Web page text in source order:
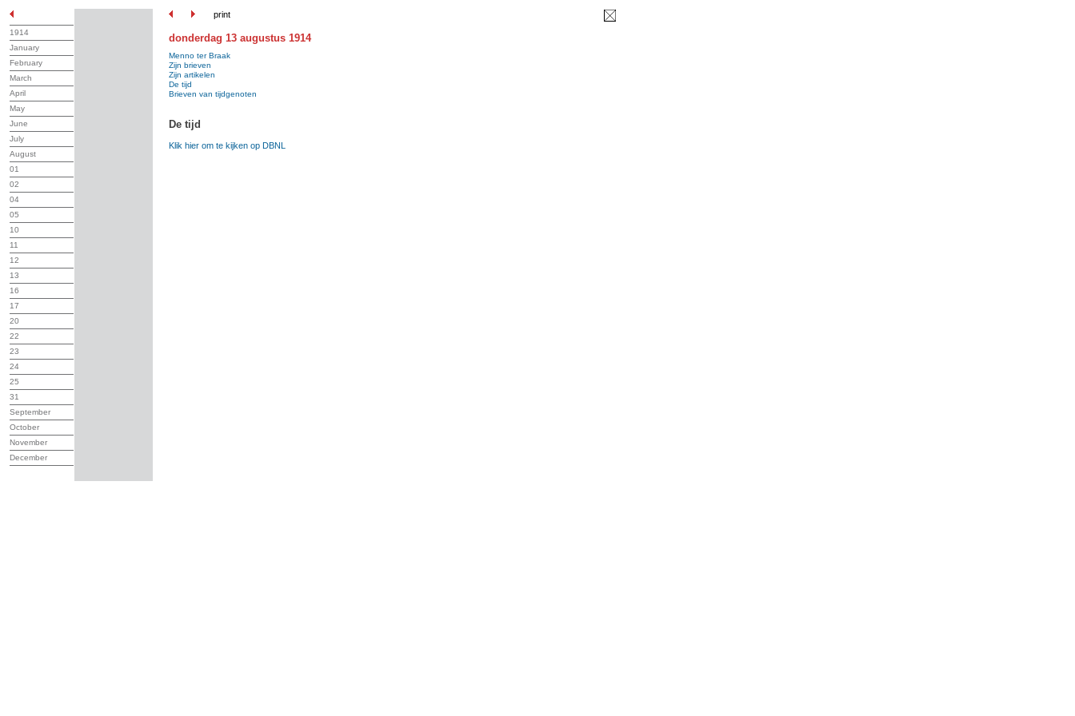
print
1914
January
February
March
April
May
June
July
August
01
02
04
05
10
11
12
13
16
17
20
22
23
24
25
31
September
October
November
December
donderdag 13 augustus 1914
Menno ter Braak
Zijn brieven
Zijn artikelen
De tijd
Brieven van tijdgenoten
De tijd
Klik hier om te kijken op DBNL